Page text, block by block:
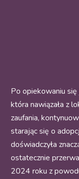
Po opiekowaniu
która nawiązała z
zaufania,
starając się o
doświadczyła
ostatecznie
2024 roku z